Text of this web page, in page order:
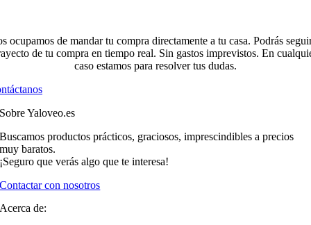
ocupamos de mandar tu compra directamente a tu casa. Podrás
de tu compra en tiempo real. Sin gastos imprevistos. En
caso estamos para resolver tus dudas.
Sobre Yaloveo.es
Buscamos productos prácticos, graciosos, imprescindibles a precios
muy baratos.
¡Seguro que verás algo que te interesa!
Contactar con nosotros
Acerca de: